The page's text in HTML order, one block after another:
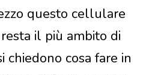
questo cellulare
il più ambito di
chiedono cosa fare in